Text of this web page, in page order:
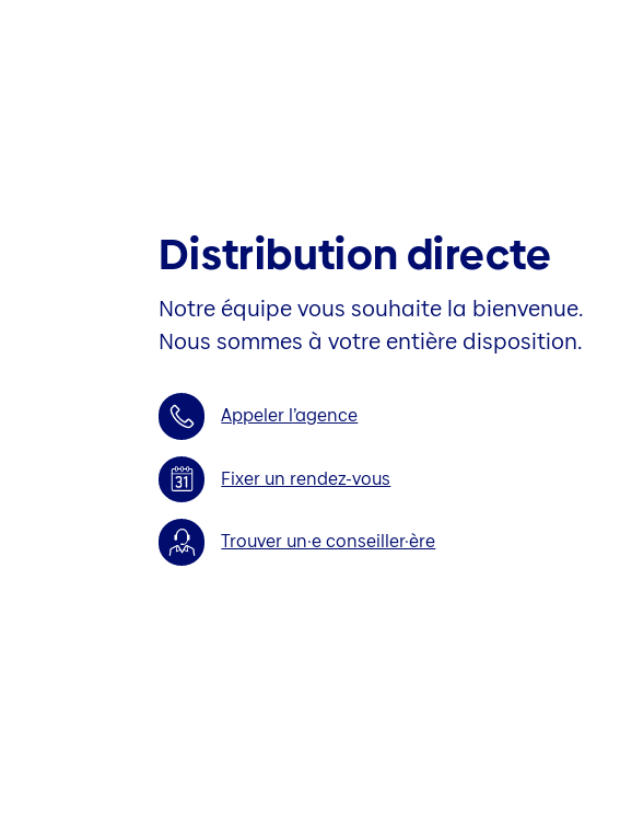
Distribution directe
Notre équipe vous souhaite la bienvenue.
Nous sommes à votre entière disposition.
Appeler l’agence
Fixer un rendez-vous
Trouver un·e conseiller·ère